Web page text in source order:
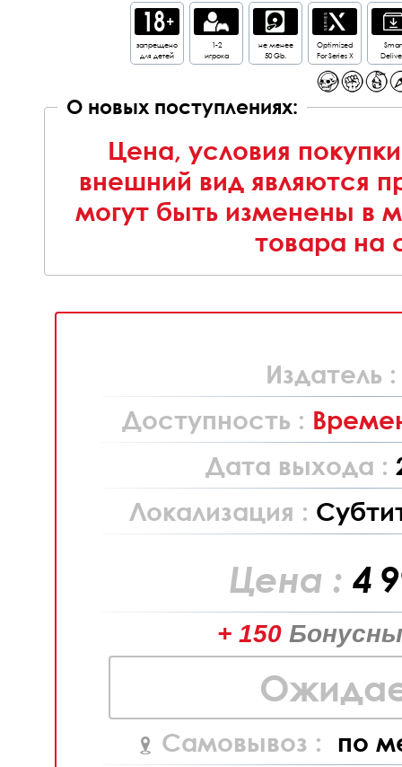
запрещено
для детей
1-2
игрока
не менее
50 Gb.
Optimized
For Series X
О новых поступлениях:
Цена, условия
внешний вид являются
могут быть изменены в
товара на
Издатель
Доступность :
Дата выхода :
Локализация :
Цена : 4
+ 150
Самовывоз : по